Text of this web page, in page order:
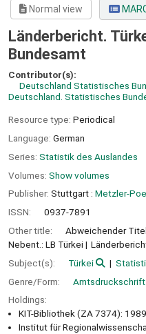
Normal view
Länderbericht.
Bundesamt
Contributor(s):
Deutschland Statistisches
Deutschland. Statistisches
Resource type: Periodical
Language: German
Series: Statistik des Auslandes
Volumes: Show volumes
Publisher: Stuttgart : Metzler-
ISSN:
0937-7891
Other title:
Abweichender
Nebent.: LB Türkei
Subject(s):
Türkei
Genre/Form:
Amtsdruckschrift
Holdings:
KIT-Bibliothek (ZA 7374):
Institut für